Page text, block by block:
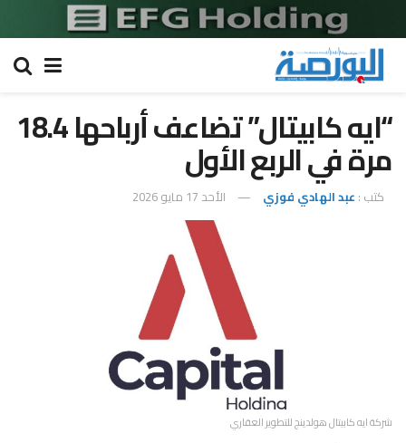
“ايه كابيتال” تضاعف أرباحها 18.4
مرة في الربع الأول
كتب : عبد الهادي فوزي الأحد 17 مايو 2026
شركة ايه كابيتال هولدينج للتطوير العقاري